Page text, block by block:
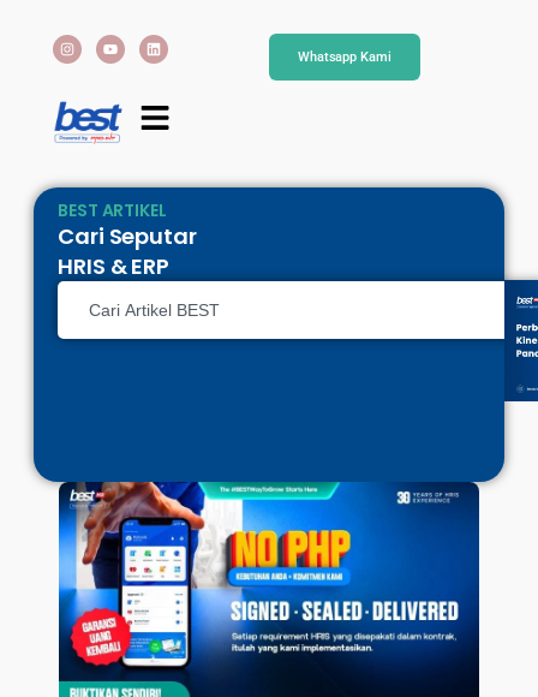
Whatsapp Kami
BEST ARTIKEL
Cari Seputar
HRIS & ERP